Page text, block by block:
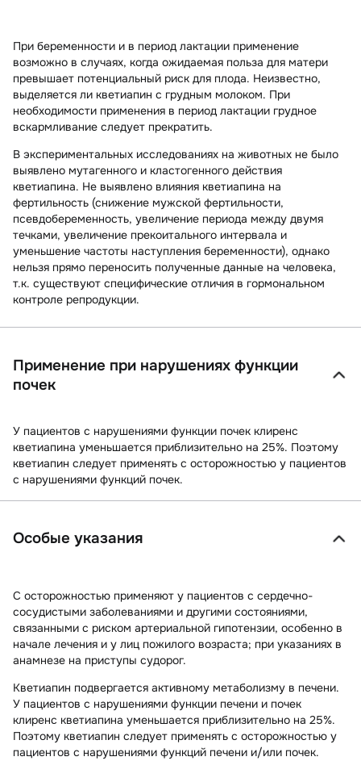
При беременности и в период лактации применение
возможно в случаях, когда ожидаемая польза для матери
превышает потенциальный риск для плода. Неизвестно,
выделяется ли кветиапин с грудным молоком. При
необходимости применения в период лактации грудное
вскармливание следует прекратить.
В экспериментальных исследованиях на животных не было
выявлено мутагенного и кластогенного действия
кветиапина. Не выявлено влияния кветиапина на
фертильность (снижение мужской фертильности,
псевдобеременность, увеличение периода между двумя
течками, увеличение прекоитального интервала и
уменьшение частоты наступления беременности), однако
нельзя прямо переносить полученные данные на человека,
т.к. существуют специфические отличия в гормональном
контроле репродукции.
Применение при нарушениях функции
почек
У пациентов с нарушениями функции почек клиренс
кветиапина уменьшается приблизительно на 25%. Поэтому
кветиапин следует применять с осторожностью у пациентов
с нарушениями функций почек.
Особые указания
С осторожностью применяют у пациентов с сердечно-
сосудистыми заболеваниями и другими состояниями,
связанными с риском артериальной гипотензии, особенно в
начале лечения и у лиц пожилого возраста; при указаниях в
анамнезе на приступы судорог.
Кветиапин подвергается активному метаболизму в печени.
У пациентов с нарушениями функции печени и почек
клиренс кветиапина уменьшается приблизительно на 25%.
Поэтому кветиапин следует применять с осторожностью у
пациентов с нарушениями функций печени и/или почек.